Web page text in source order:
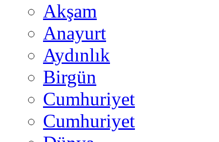
Akşam
Anayurt
Aydınlık
Birgün
Cumhuriyet
Cumhuriyet